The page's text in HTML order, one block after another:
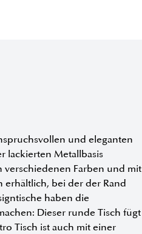
und eleganten
lackierten Metallbasis
verschiedenen Farben und mit
erhältlich, bei der der Rand
haben die
Dieser runde Tisch fügt
Tisch ist auch mit einer